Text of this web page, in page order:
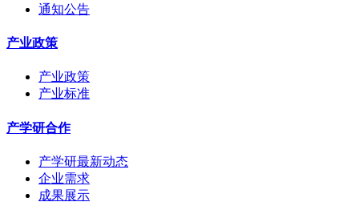
通知公告
产业政策
产业政策
产业标准
产学研合作
产学研最新动态
企业需求
成果展示